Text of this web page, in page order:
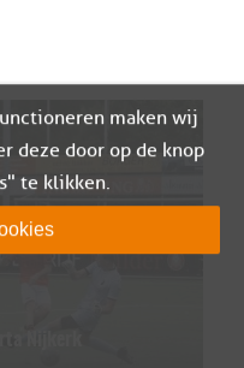
maken wij
deze door op de knop
te klikken.